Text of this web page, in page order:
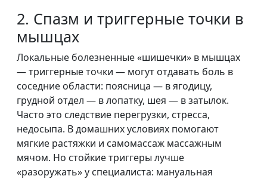
2. Спазм и триггерные точки в
мышцах
Локальные болезненные «шишечки» в мышцах
— триггерные точки — могут отдавать боль в
соседние области: поясница — в ягодицу,
грудной отдел — в лопатку, шея — в затылок.
Часто это следствие перегрузки, стресса,
недосыпа. В домашних условиях помогают
мягкие растяжки и самомассаж массажным
мячом. Но стойкие триггеры лучше
«разоружать» у специалиста: мануальная